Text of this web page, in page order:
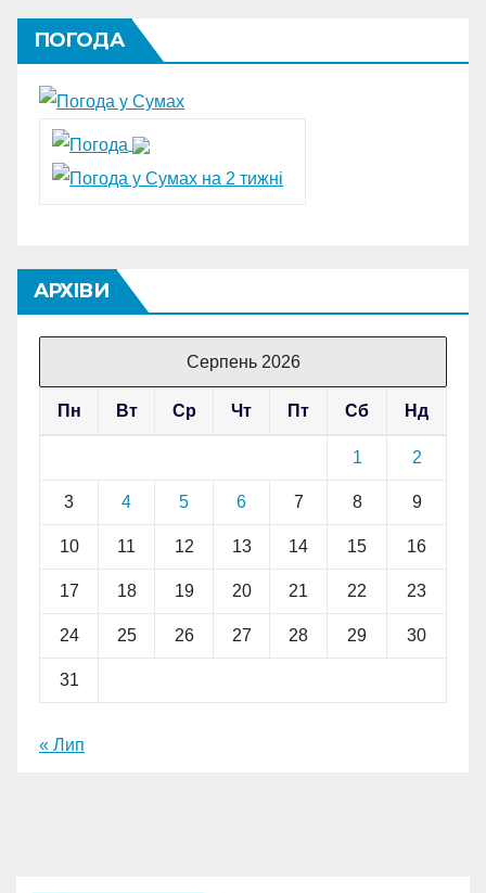
ПОГОДА
АРХІВИ
Серпень 2026
Пн Вт Ср Чт Пт Сб Нд
1 2
3 4 5 6 7 8 9
10 11 12 13 14 15 16
17 18 19 20 21 22 23
24 25 26 27 28 29 30
31
« Лип